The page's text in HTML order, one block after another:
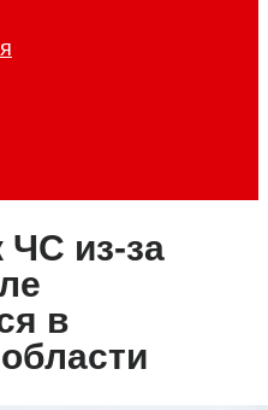
ЧС из-за
в